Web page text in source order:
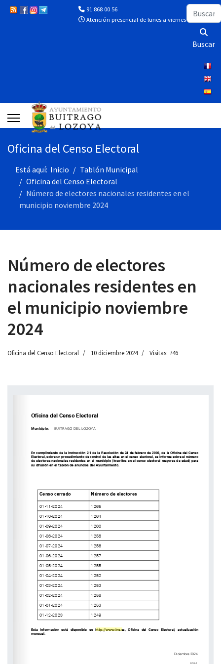
91 868 00 56
Atención presencial de lunes a viernes de 10:00 a
Buscar
Buscar
Oficina del Censo Electoral
Está aquí: Inicio
Tablón Municipal
Oficina del Censo Electoral
Número de electores nacionales residentes en el
municipio noviembre 2024
Número de electores
nacionales residentes en
el municipio noviembre
2024
Oficina del Censo Electoral 10 diciembre 2024 Visitas: 746
Esta   información   está   disponible   en http://www.ine.es,   Oficina   del   Censo   Electoral,   actualización